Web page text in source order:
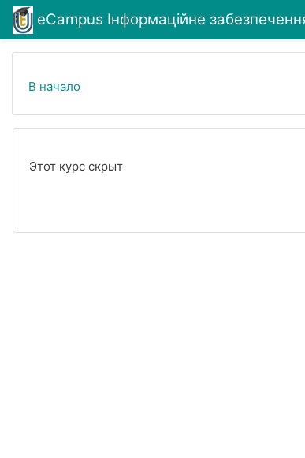
Перейти к основному содержанию
eCampus Інформаційне
В начало
Этот курс скрыт